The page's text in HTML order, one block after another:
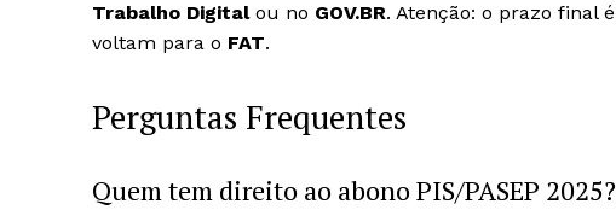
Trabalho Digitalou no GOV.BR. Atenção: o prazo final é
voltam para o FAT.
Perguntas Frequentes
Quem tem direito ao abono PIS/PASEP 2025?